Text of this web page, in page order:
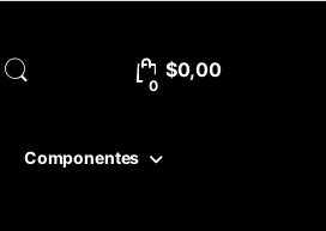
0
$0,00
Componentes